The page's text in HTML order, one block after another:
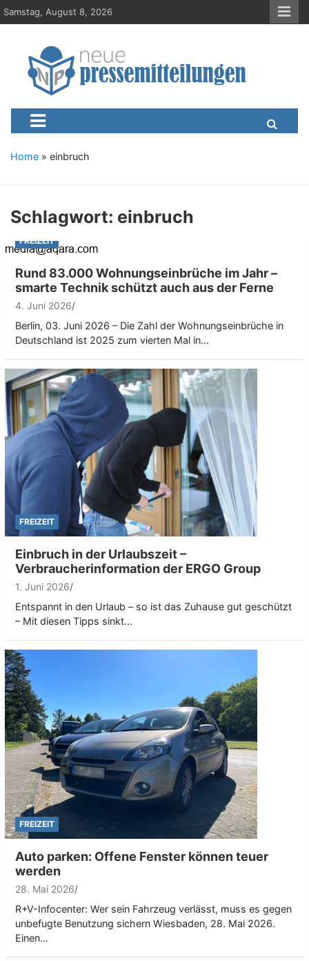
S
k
Samstag, August 8, 2026
Neue-
Presseportal, Nachrichten, News, Meldungen, Wirtschaft
Home » einbruch
Schlagwort: einbruch
FREIZEIT
Rund 83.000 Wohnungseinbrüche im Jahr –
smarte Technik schützt auch aus der Ferne
4. Juni 2026
Berlin, 03. Juni 2026 – Die Zahl der Wohnungseinbrüche in
Deutschland ist 2025 zum vierten Mal in…
FREIZEIT
Einbruch in der Urlaubszeit –
Verbraucherinformation der ERGO Group
1. Juni 2026
Entspannt in den Urlaub – so ist das Zuhause gut geschützt
– Mit diesen Tipps sinkt…
FREIZEIT
Auto parken: Offene Fenster können teuer
werden
28. Mai 2026
R+V-Infocenter: Wer sein Fahrzeug verlässt, muss es gegen
unbefugte Benutzung sichern Wiesbaden, 28. Mai 2026.
Einen…